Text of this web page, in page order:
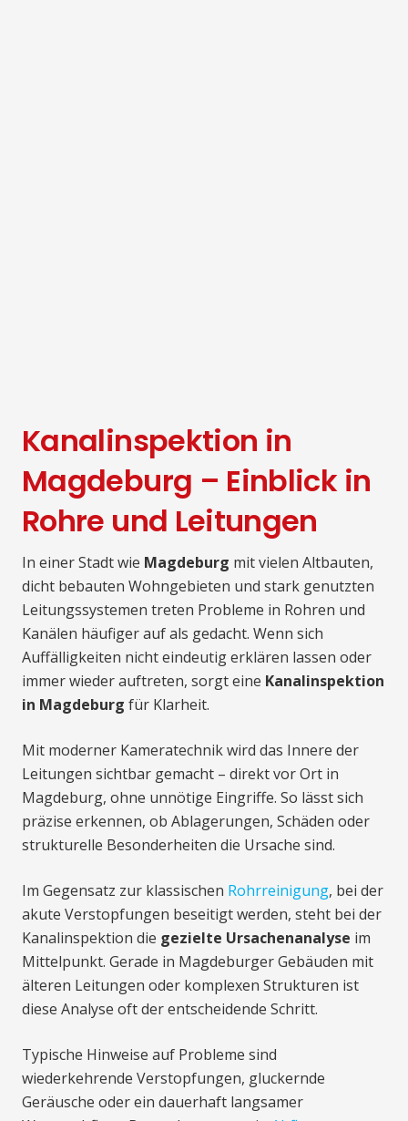
Kanalinspektion in
Magdeburg – Einblick in
Rohre und Leitungen
In einer Stadt wie Magdeburg mit vielen Altbauten,
dicht bebauten Wohngebieten und stark genutzten
Leitungssystemen treten Probleme in Rohren und
Kanälen häufiger auf als gedacht. Wenn sich
Auffälligkeiten nicht eindeutig erklären lassen oder
immer wieder auftreten, sorgt eine Kanalinspektion
in Magdeburg für Klarheit.
Mit moderner Kameratechnik wird das Innere der
Leitungen sichtbar gemacht – direkt vor Ort in
Magdeburg, ohne unnötige Eingriffe. So lässt sich
präzise erkennen, ob Ablagerungen, Schäden oder
strukturelle Besonderheiten die Ursache sind.
Im Gegensatz zur klassischen Rohrreinigung, bei der
akute Verstopfungen beseitigt werden, steht bei der
Kanalinspektion die gezielte Ursachenanalyse im
Mittelpunkt. Gerade in Magdeburger Gebäuden mit
älteren Leitungen oder komplexen Strukturen ist
diese Analyse oft der entscheidende Schritt.
Typische Hinweise auf Probleme sind
wiederkehrende Verstopfungen, gluckernde
Geräusche oder ein dauerhaft langsamer